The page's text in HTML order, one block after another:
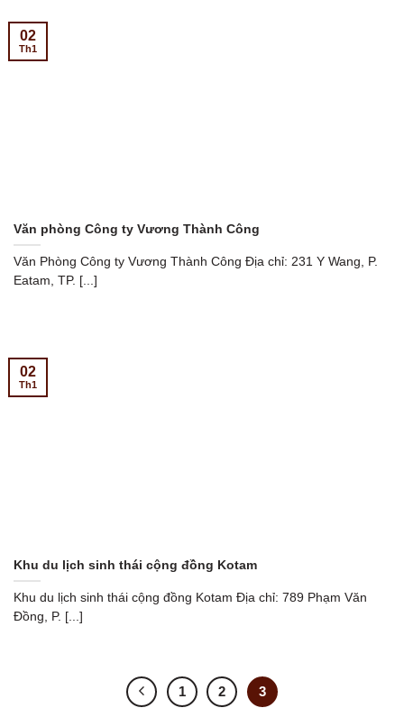
Văn phòng Công ty Vương Thành Công
Văn Phòng Công ty Vương Thành Công Địa chỉ: 231 Y Wang, P.
Eatam, TP. [...]
02
Th1
Khu du lịch sinh thái cộng đồng Kotam
Khu du lịch sinh thái cộng đồng Kotam Địa chỉ: 789 Phạm Văn
Đồng, P. [...]
02
Th1
1 2 3